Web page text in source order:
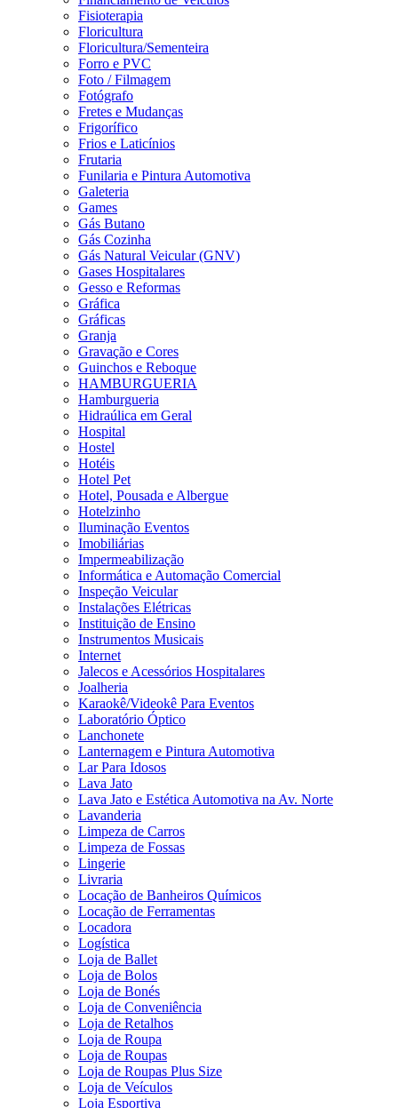
Fisioterapia
Floricultura
Floricultura/Sementeira
Forro e PVC
Foto / Filmagem
Fotógrafo
Fretes e Mudanças
Frigorífico
Frios e Laticínios
Frutaria
Funilaria e Pintura Automotiva
Galeteria
Games
Gás Butano
Gás Cozinha
Gás Natural Veicular (GNV)
Gases Hospitalares
Gesso e Reformas
Gráfica
Gráficas
Granja
Gravação e Cores
Guinchos e Reboque
HAMBURGUERIA
Hamburgueria
Hidraúlica em Geral
Hospital
Hostel
Hotéis
Hotel Pet
Hotel, Pousada e Albergue
Hotelzinho
Iluminação Eventos
Imobiliárias
Impermeabilização
Informática e Automação Comercial
Inspeção Veicular
Instalações Elétricas
Instituição de Ensino
Instrumentos Musicais
Internet
Jalecos e Acessórios Hospitalares
Joalheria
Karaokê/Videokê Para Eventos
Laboratório Óptico
Lanchonete
Lanternagem e Pintura Automotiva
Lar Para Idosos
Lava Jato
Lava Jato e Estética Automotiva na Av. Norte
Lavanderia
Limpeza de Carros
Limpeza de Fossas
Lingerie
Livraria
Locação de Banheiros Químicos
Locação de Ferramentas
Locadora
Logística
Loja de Ballet
Loja de Bolos
Loja de Bonés
Loja de Conveniência
Loja de Retalhos
Loja de Roupa
Loja de Roupas
Loja de Roupas Plus Size
Loja de Veículos
Loja Esportiva